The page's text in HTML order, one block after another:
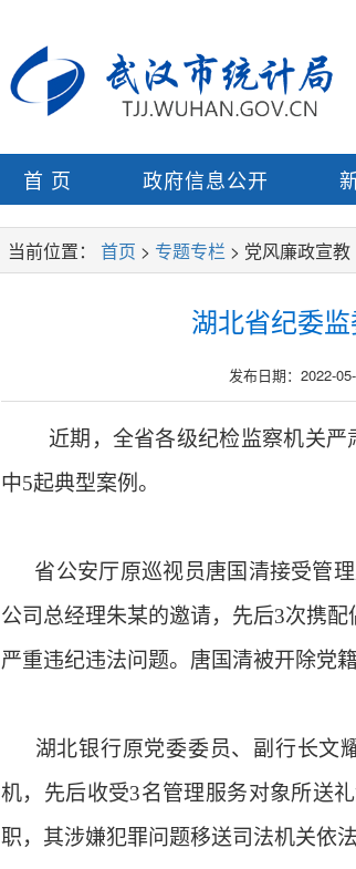
首 页 政府信息公开
当前位置： 首页 > 专题专栏 > 党风廉政宣教
湖北省纪委
发布日期：2022-
近期，全省各级纪检监察机关
中5起典型案例。
省公安厅原巡视员唐国清接受管理
公司总经理朱某的邀请，先后3次携
严重违纪违法问题。唐国清被开除党
湖北银行原党委委员、副行长文耀
机，先后收受3名管理服务对象所送
职，其涉嫌犯罪问题移送司法机关依法